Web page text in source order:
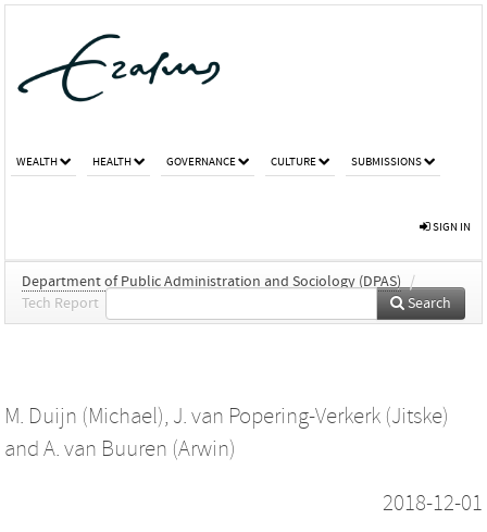
WEALTH HEALTH GOVERNANCE CULTURE SUBMISSIONS
SIGN IN
Department of Public Administration and Sociology (DPAS)
/
Tech Report
Search
M. Duijn (Michael), J. van Popering-Verkerk (Jitske)
and A. van Buuren (Arwin)
2018-12-01